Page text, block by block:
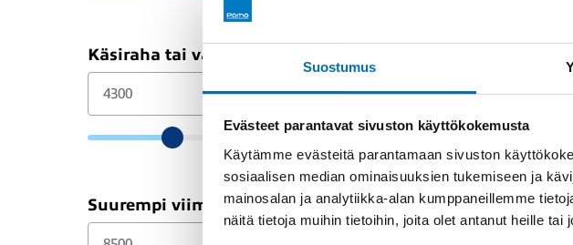
Suostumus
Evästeet parantavat sivuston käyttökokemusta
Käytämme evästeitä parantamaan sivuston
sosiaalisen median ominaisuuksien tukemiseen ja
mainosalan ja analytiikka-alan kumppaneillemme
näitä tietoja muihin tietoihin, joita olet antanut heille
Käsiraha tai vaihtoauto (€)
Suurempi viimeinen erä (€)